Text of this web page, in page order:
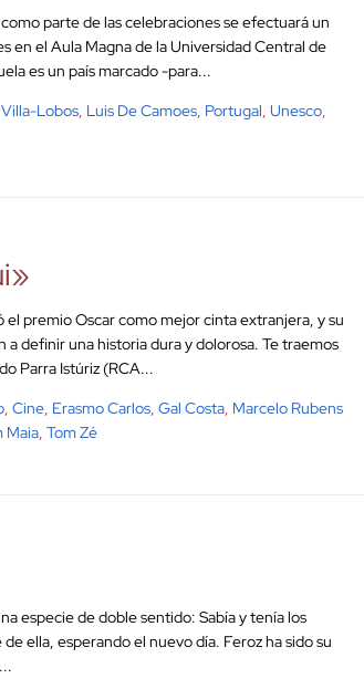
parte de las celebraciones se efectuará un
en el Aula Magna de la Universidad Central de
es un país marcado -para...
Lobos, Luis De Camoes, Portugal, Unesco,
premio Oscar como mejor cinta extranjera, y su
definir una historia dura y dolorosa. Te traemos
Parra Istúriz (RCA...
, Cine, Erasmo Carlos, Gal Costa, Marcelo Rubens
Maia, Tom Zé
especie de doble sentido: Sabía y tenía los
ella, esperando el nuevo día. Feroz ha sido su